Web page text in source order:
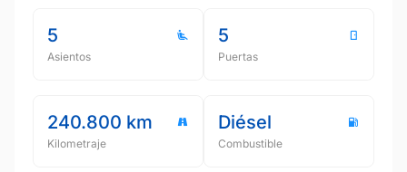
5
Asientos
5
Puertas
240.800 km
Kilometraje
Diésel
Combustible